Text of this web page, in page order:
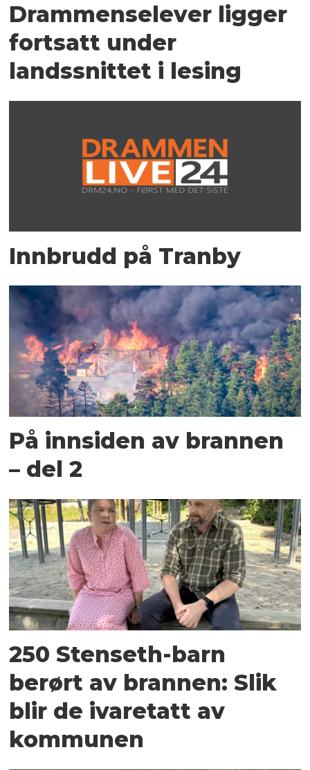
Drammenselever ligger
fortsatt under
landssnittet i lesing
Innbrudd på Tranby
På innsiden av brannen
– del 2
250 Stenseth-barn
berørt av brannen: Slik
blir de ivaretatt av
kommunen